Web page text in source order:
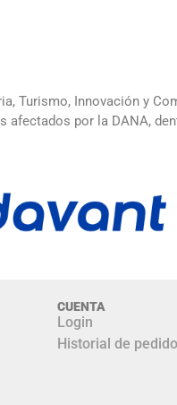
Turismo, Innovación y
por la DANA,
CUENTA
Login
Historial de